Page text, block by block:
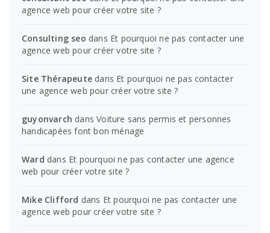
agence web pour créer votre site ?
Consulting seo dans Et pourquoi ne pas contacter une
agence web pour créer votre site ?
Site Thérapeute dans Et pourquoi ne pas contacter
une agence web pour créer votre site ?
guyonvarch dansVoiture sans permis et personnes
handicapées font bon ménage
Ward dans Et pourquoi ne pas contacter une agence
web pour créer votre site ?
Mike Clifford dans Et pourquoi ne pas contacter une
agence web pour créer votre site ?